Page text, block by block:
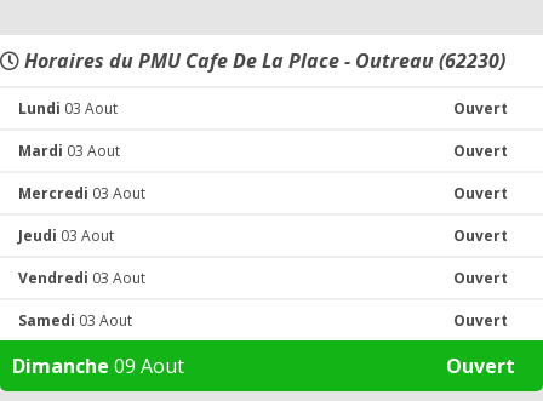
Horaires du PMU Cafe De La Place - Outreau (62230)
Lundi 03 Aout Ouvert
Mardi 03 Aout Ouvert
Mercredi 03 Aout Ouvert
Jeudi 03 Aout Ouvert
Vendredi 03 Aout Ouvert
Samedi 03 Aout Ouvert
Dimanche 09 Aout Ouvert